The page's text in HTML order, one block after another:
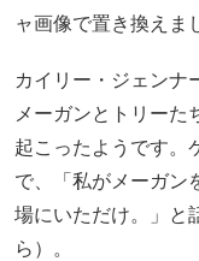
ャ画像で置き換えま
カイリー・ジェンナ
メーガンとトリー
起こったようです。
で、「私がメーガン
場にいただけ。」と
ら）。